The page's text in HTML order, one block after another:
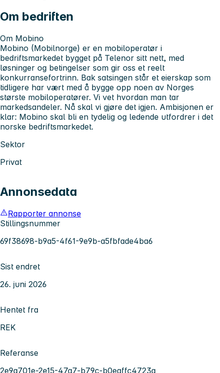
Om bedriften
Om Mobino
Mobino (Mobilnorge) er en mobiloperatør i
bedriftsmarkedet bygget på Telenor sitt nett, med
løsninger og betingelser som gir oss et reelt
konkurransefortrinn. Bak satsingen står et eierskap som
tidligere har vært med å bygge opp noen av Norges
største mobiloperatører. Vi vet hvordan man tar
markedsandeler. Nå skal vi gjøre det igjen. Ambisjonen er
klar: Mobino skal bli en tydelig og ledende utfordrer i det
norske bedriftsmarkedet.
Sektor
Privat
Annonsedata
Rapporter annonse
Stillingsnummer
69f38698-b9a5-4f61-9e9b-a5fbfade4ba6
Sist endret
26. juni 2026
Hentet fra
REK
Referanse
2e9a701e-2e15-47a7-b79c-b0eaffc4723a